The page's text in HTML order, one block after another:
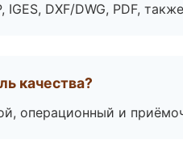
IGES, DXF/DWG, PDF,
качества?
операционный и